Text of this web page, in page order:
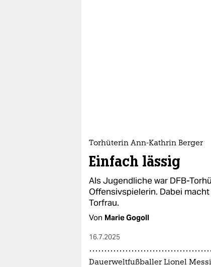
Torhüterin Ann-Kathrin Berger
Einfach lässig
Als Jugendliche war DFB-
Offensivspielerin. Dabei
Torfrau.
Von Marie Gogoll
16.7.2025
Dauerweltfußballer Lionel Messi